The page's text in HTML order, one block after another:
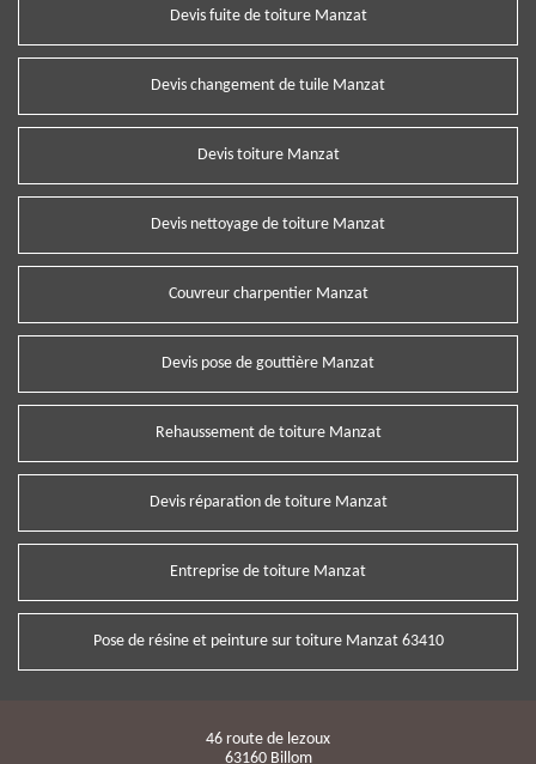
Devis fuite de toiture Manzat
Devis changement de tuile Manzat
Devis toiture Manzat
Devis nettoyage de toiture Manzat
Couvreur charpentier Manzat
Devis pose de gouttière Manzat
Rehaussement de toiture Manzat
Devis réparation de toiture Manzat
Entreprise de toiture Manzat
Pose de résine et peinture sur toiture Manzat 63410
46 route de lezoux
63160 Billom